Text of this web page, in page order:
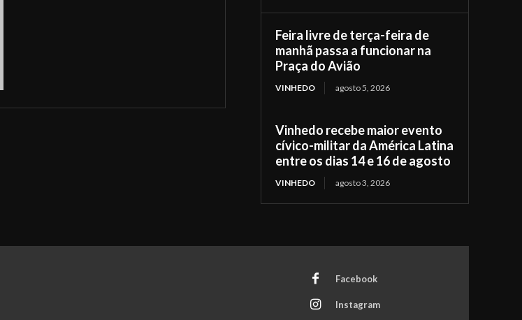
Feira livre de terça-feira de
manhã passa a funcionar na
Praça do Avião
VINHEDO agosto 5, 2026
Vinhedo recebe maior evento
cívico-militar da América Latina
entre os dias 14 e 16 de agosto
VINHEDO agosto 3, 2026
Facebook
Instagram